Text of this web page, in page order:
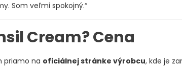
Som veľmi spokojný.“
Cream? Cena
priamo na oficiálnej stránke výrobcu, kde je